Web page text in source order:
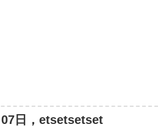
日，etsetsetset